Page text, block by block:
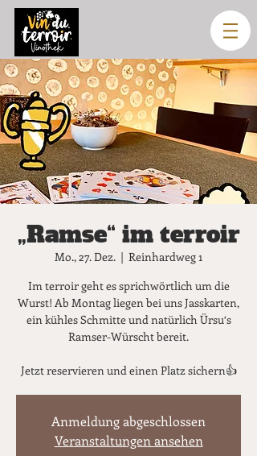
„Ramse“ im terroir
Mo., 27. Dez.
  |
Reinhardweg 1
Im terroir geht es sprichwörtlich um die
Wurst! Ab Montag liegen bei uns Jasskarten,
ein kühles Schmitte und natürlich Ürsu‘s
Ramser-Würscht bereit.
Jetzt reservieren und einen Platz sichern👍
Anmeldung abgeschlossen
Veranstaltungen ansehen